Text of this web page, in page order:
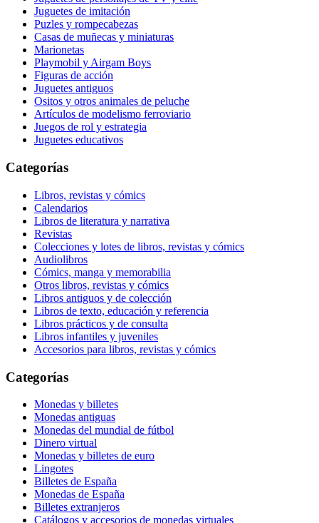
Juguetes de imitación
Puzles y rompecabezas
Casas de muñecas y miniaturas
Marionetas
Playmobil y Airgam Boys
Figuras de acción
Juguetes antiguos
Ositos y otros animales de peluche
Artículos de modelismo ferroviario
Juegos de rol y estrategia
Juguetes educativos
Categorías
Libros, revistas y cómics
Calendarios
Libros de literatura y narrativa
Revistas
Colecciones y lotes de libros, revistas y cómics
Audiolibros
Cómics, manga y memorabilia
Otros libros, revistas y cómics
Libros antiguos y de colección
Libros de texto, educación y referencia
Libros prácticos y de consulta
Libros infantiles y juveniles
Accesorios para libros, revistas y cómics
Categorías
Monedas y billetes
Monedas antiguas
Monedas del mundial de fútbol
Dinero virtual
Monedas y billetes de euro
Lingotes
Billetes de España
Monedas de España
Billetes extranjeros
Catálogos y accesorios de monedas virtuales